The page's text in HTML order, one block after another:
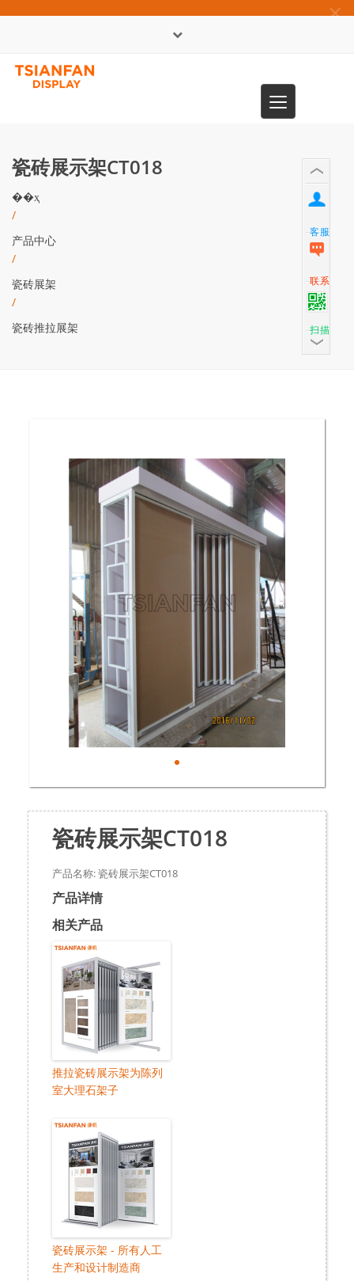
×
Toggle
navigation
瓷砖展示架CT018
��ҳ
/
产品中心
/
瓷砖展架
/
瓷砖推拉展架
瓷砖展示架CT018
产品名称: 瓷砖展示架CT018
产品详情
相关产品
推拉瓷砖展示架为陈列
室大理石架子
瓷砖展示架 - 所有人工
生产和设计制造商
客服
联系
扫描